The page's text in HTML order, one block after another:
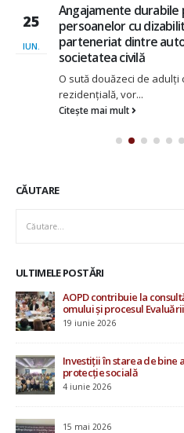
25
IUN.
Angajamente durabile
persoanelor cu
parteneriat dintre
societatea civilă
O sută douăzeci de
rezidențială, vor...
Citește mai mult
CĂUTARE
ULTIMELE POSTĂRI
AOPD contribuie la
omului și procesul
19 iunie 2026
Investiții în starea de bine
protecție socială
4 iunie 2026
15 mai 2026